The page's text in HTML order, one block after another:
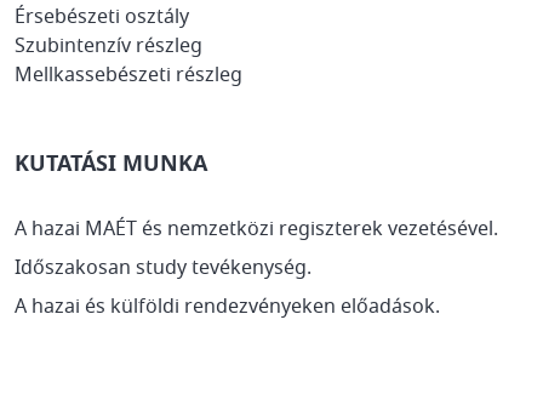
Érsebészeti osztály
Szubintenzív részleg
Mellkassebészeti részleg
KUTATÁSI MUNKA
A hazai MAÉT és nemzetközi regiszterek vezetésével.
Időszakosan study tevékenység.
A hazai és külföldi rendezvényeken előadások.